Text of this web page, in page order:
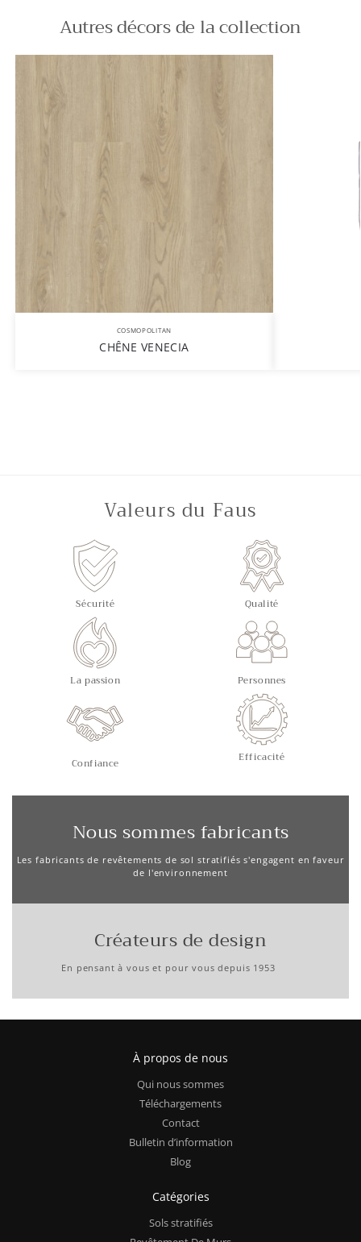
Autres décors de la collection
COSMOPOLITAN
CHÊNE VENECIA
Valeurs du Faus
Sécurité Qualité
La passion Personnes
Confiance Efficacité
Nous sommes fabricants
Les fabricants de revêtements de sol stratifiés s'engagent en faveur
de l'environnement
Créateurs de design
En pensant à vous et pour vous depuis 1953
À propos de nous
Qui nous sommes
Téléchargements
Contact
Bulletin d’information
Blog
Catégories
Sols stratifiés